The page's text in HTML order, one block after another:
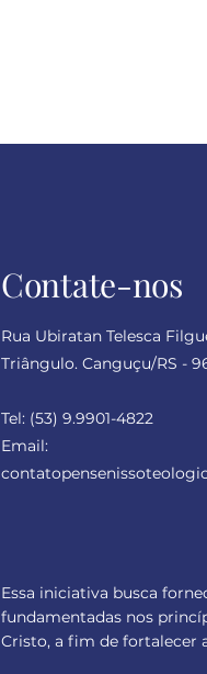
Contate-nos
Rua Ubiratan Telesca
Triângulo. Canguçu/RS -
Tel: (53) 9.9901-4822
Email:
Essa iniciativa busca
fundamentadas nos
Cristo, a fim de fortalecer